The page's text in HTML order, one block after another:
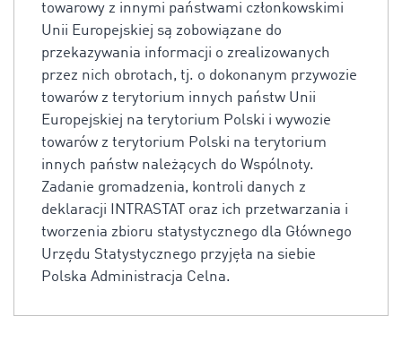
towarowy z innymi państwami członkowskimi
Unii Europejskiej są zobowiązane do
przekazywania informacji o zrealizowanych
przez nich obrotach, tj. o dokonanym przywozie
towarów z terytorium innych państw Unii
Europejskiej na terytorium Polski i wywozie
towarów z terytorium Polski na terytorium
innych państw należących do Wspólnoty.
Zadanie gromadzenia, kontroli danych z
deklaracji INTRASTAT oraz ich przetwarzania i
tworzenia zbioru statystycznego dla Głównego
Urzędu Statystycznego przyjęła na siebie
Polska Administracja Celna.